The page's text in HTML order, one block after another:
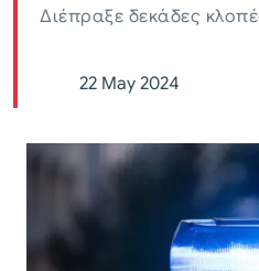
Διέπραξε δεκάδες
22 May 2024